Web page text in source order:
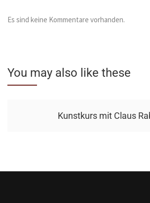
Es sind keine Kommentare vorhanden.
You may also like these
Kunstkurs mit Claus